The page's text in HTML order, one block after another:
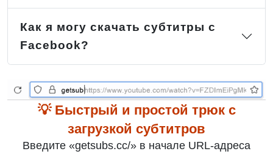
Как я могу скачать субтитры с
Facebook?
💡 Быстрый и простой трюк с
загрузкой субтитров
Введите «getsubs.cc/» в начале URL-адреса